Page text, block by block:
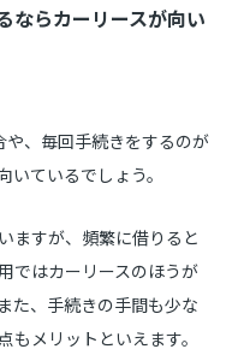
ならカーリースが向い
、毎回手続きをするのが
ているでしょう。
ますが、頻繁に借りると
ではカーリースのほうが
た、手続きの手間も少な
もメリットといえます。